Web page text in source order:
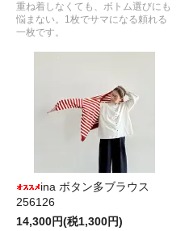
重ね着しなくても、ボトム選びにも
悩まない。1枚でサマになる頼れる
一枚です。
ina ボタン多ブラウス
256126
14,300円(税1,300円)